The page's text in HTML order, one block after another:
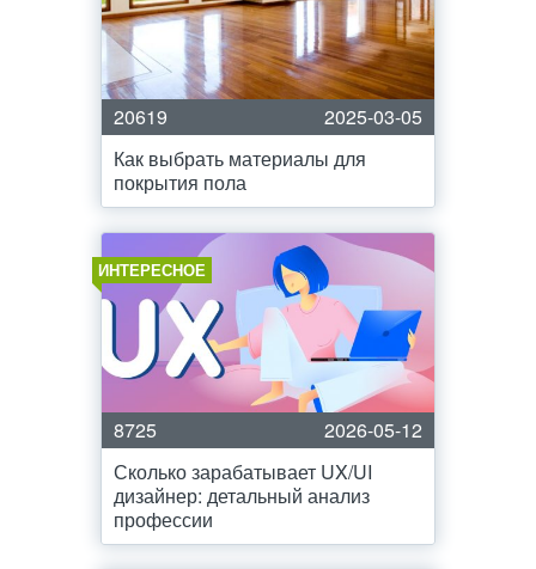
20619
2025-03-05
Как выбрать материалы для
покрытия пола
ИНТЕРЕСНОЕ
8725
2026-05-12
Сколько зарабатывает UX/UI
дизайнер: детальный анализ
профессии